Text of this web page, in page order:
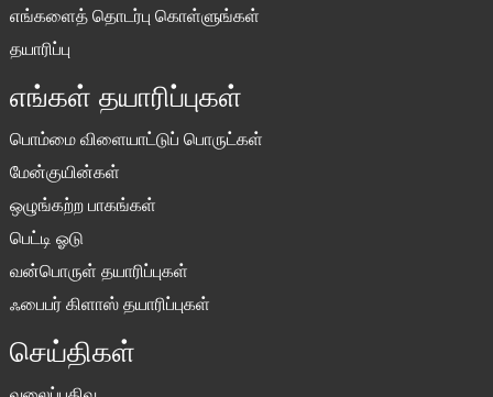
எங்களைத் தொடர்பு கொள்ளுங்கள்
தயாரிப்பு
எங்கள் தயாரிப்புகள்
பொம்மை விளையாட்டுப் பொருட்கள்
மேன்குயின்கள்
ஒழுங்கற்ற பாகங்கள்
பெட்டி ஓடு
வன்பொருள் தயாரிப்புகள்
ஃபைபர் கிளாஸ் தயாரிப்புகள்
செய்திகள்